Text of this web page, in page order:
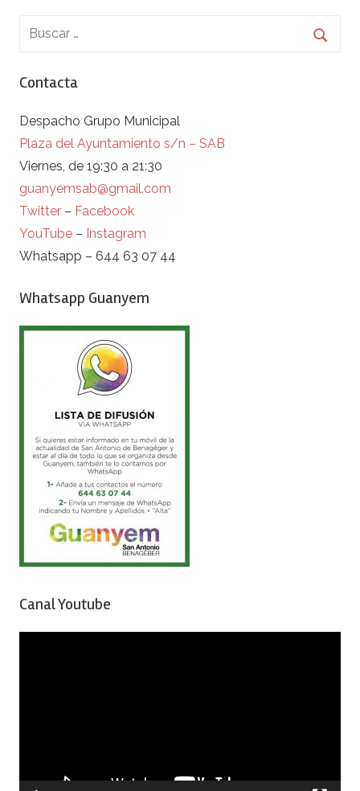
Contacta
Despacho Grupo Municipal
Plaza del Ayuntamiento s/n – SAB
Viernes, de 19:30 a 21:30
guanyemsab@gmail.com
Twitter – Facebook
YouTube – Instagram
Whatsapp – 644 63 07 44
Whatsapp Guanyem
Canal Youtube